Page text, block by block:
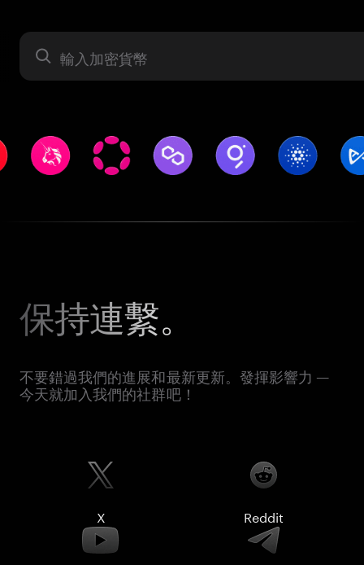
資產
保持連繫。
不要錯過我們的進展和最新更新。發揮影響力 —
今天就加入我們的社群吧！
X Reddit